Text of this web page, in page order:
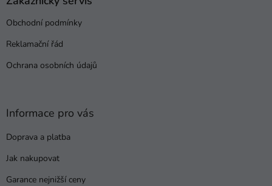
Obchodní podmínky
Reklamační řád
Ochrana osobních údajů
Informace pro vás
Doprava a platba
Jak nakupovat
Garance nejnižší ceny